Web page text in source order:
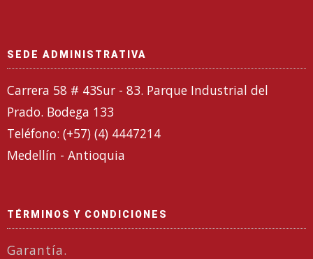
SEDE ADMINISTRATIVA
Carrera 58 # 43Sur - 83. Parque Industrial del
Prado. Bodega 133
Teléfono: (+57) (4) 4447214
Medellín - Antioquia
TÉRMINOS Y CONDICIONES
Garantía.